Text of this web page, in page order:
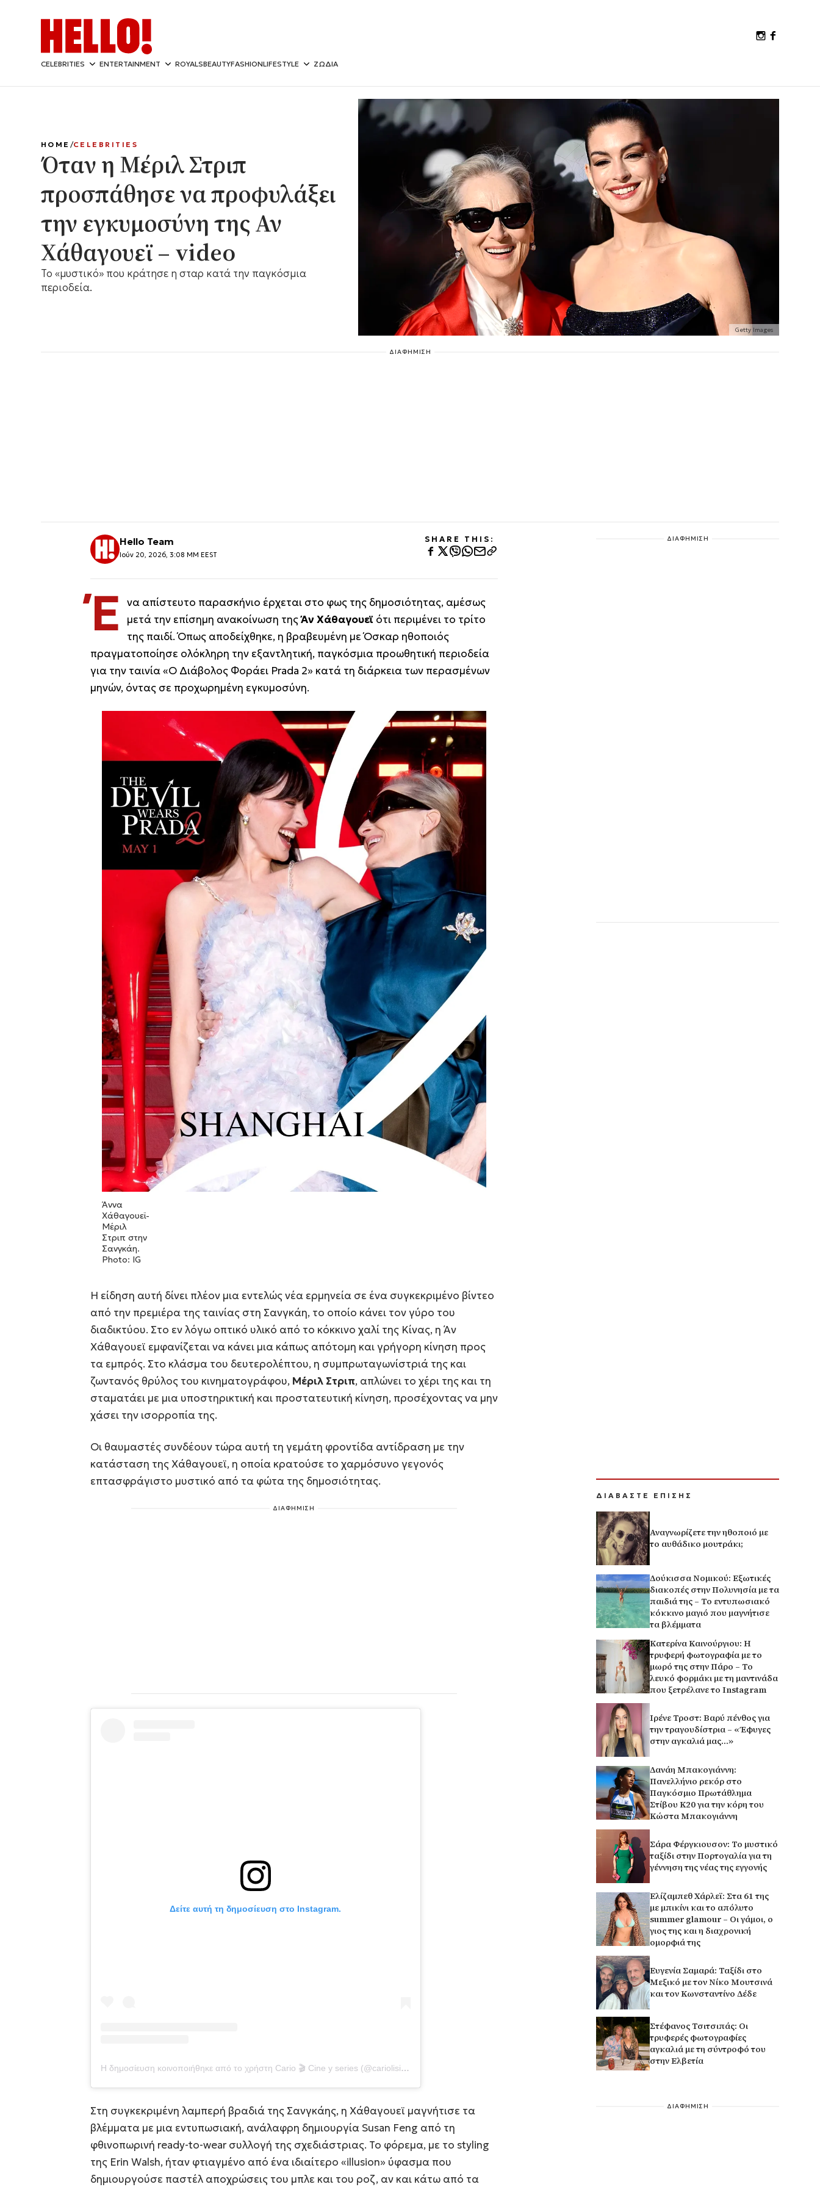
CELEBRITIES ENTERTAINMENT ROYALSBEAUTYFASHIONLIFESTYLE ΖΩΔΙΑ
Getty Images
HOME CELEBRITIES
Όταν η Μέριλ Στριπ
προσπάθησε να προφυλάξει
την εγκυμοσύνη της Αν
Χάθαγουεϊ – video
Το «μυστικό» που κράτησε η σταρ κατά την παγκόσμια
περιοδεία.
ΔΙΑΦΗΜΙΣΗ
Hello Team
Ιούν 20, 2026, 3:08 ΜΜ EEST
SHARE THIS:
Έ
να απίστευτο παρασκήνιο έρχεται στο φως της δημοσιότητας, αμέσως
μετά την επίσημη ανακοίνωση τηςΆν Χάθαγουεϊ ότι περιμένει το τρίτο
της παιδί. Όπως αποδείχθηκε, η βραβευμένη με Όσκαρ ηθοποιός
πραγματοποίησε ολόκληρη την εξαντλητική, παγκόσμια προωθητική περιοδεία
για την ταινία «Ο Διάβολος Φοράει Prada 2» κατά τη διάρκεια των περασμένων
μηνών, όντας σε προχωρημένη εγκυμοσύνη.
Άννα
Χάθαγουεϊ-
Μέριλ
Στριπ στην
Σανγκάη.
Photo: IG
Η είδηση αυτή δίνει πλέον μια εντελώς νέα ερμηνεία σε ένα συγκεκριμένο βίντεο
από την πρεμιέρα της ταινίας στη Σανγκάη, το οποίο κάνει τον γύρο του
διαδικτύου. Στο εν λόγω οπτικό υλικό από το κόκκινο χαλί της Κίνας, η Άν
Χάθαγουεϊ εμφανίζεται να κάνει μια κάπως απότομη και γρήγορη κίνηση προς
τα εμπρός. Στο κλάσμα του δευτερολέπτου, η συμπρωταγωνίστριά της και
ζωντανός θρύλος του κινηματογράφου, Μέριλ Στριπ, απλώνει το χέρι της και τη
σταματάει με μια υποστηρικτική και προστατευτική κίνηση, προσέχοντας να μην
χάσει την ισορροπία της.
Οι θαυμαστές συνδέουν τώρα αυτή τη γεμάτη φροντίδα αντίδραση με την
κατάσταση της Χάθαγουεϊ, η οποία κρατούσε το χαρμόσυνο γεγονός
επτασφράγιστο μυστικό από τα φώτα της δημοσιότητας.
ΔΙΑΦΗΜΙΣΗ
Δείτε αυτή τη δημοσίευση στο Instagram.
Η δημοσίευση κοινοποιήθηκε από το χρήστη Cario 🎬 Cine y series (@cariolisima)
Στη συγκεκριμένη λαμπερή βραδιά της Σανγκάης, η Χάθαγουεϊ μαγνήτισε τα
βλέμματα με μια εντυπωσιακή, ανάλαφρη δημιουργία Susan Feng από τη
φθινοπωρινή ready-to-wear συλλογή της σχεδιάστριας. Το φόρεμα, με το styling
της Erin Walsh, ήταν φτιαγμένο από ένα ιδιαίτερο «illusion» ύφασμα που
δημιουργούσε παστέλ αποχρώσεις του μπλε και του ροζ, αν και κάτω από τα
ΔΙΑΦΗΜΙΣΗ
ΔΙΑΒΑΣΤΕ ΕΠΙΣΗΣ
Αναγνωρίζετε την ηθοποιό με
το αυθάδικο μουτράκι;
Δούκισσα Νομικού: Εξωτικές
διακοπές στην Πολυνησία με τα
παιδιά της – Το εντυπωσιακό
κόκκινο μαγιό που μαγνήτισε
τα βλέμματα
Κατερίνα Καινούργιου: Η
τρυφερή φωτογραφία με το
μωρό της στην Πάρο – Το
λευκό φορμάκι με τη μαντινάδα
που ξετρέλανε το Instagram
Ιρένε Τροστ: Βαρύ πένθος για
την τραγουδίστρια – «Έφυγες
στην αγκαλιά μας…»
Δανάη Μπακογιάννη:
Πανελλήνιο ρεκόρ στο
Παγκόσμιο Πρωτάθλημα
Στίβου Κ20 για την κόρη του
Κώστα Μπακογιάννη
Σάρα Φέργκιουσον: Το μυστικό
ταξίδι στην Πορτογαλία για τη
γέννηση της νέας της εγγονής
Ελίζαμπεθ Χάρλεϊ: Στα 61 της
με μπικίνι και το απόλυτο
summer glamour – Οι γάμοι, ο
γιος της και η διαχρονική
ομορφιά της
Ευγενία Σαμαρά: Ταξίδι στο
Μεξικό με τον Νίκο Μουτσινά
και τον Κωνσταντίνο Δέδε
Στέφανος Τσιτσιπάς: Οι
τρυφερές φωτογραφίες
αγκαλιά με τη σύντροφό του
στην Ελβετία
ΔΙΑΦΗΜΙΣΗ